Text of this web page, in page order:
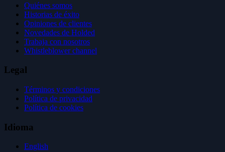
Quiénes somos
Historias de éxito
Opiniones de clientes
Novedades de Holded
Trabaja con nosotros
Whistleblower channel
Legal
Términos y condiciones
Política de privacidad
Política de cookies
Idioma
English